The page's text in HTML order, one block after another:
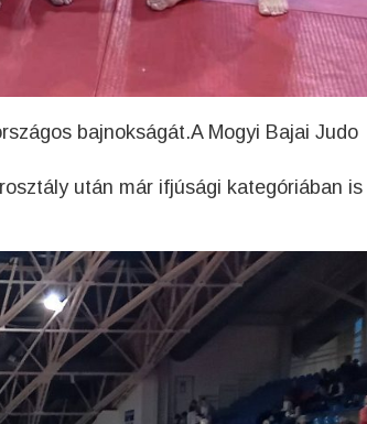
bajnokságát.A Mogyi Bajai Judo
után már ifjúsági kategóriában is